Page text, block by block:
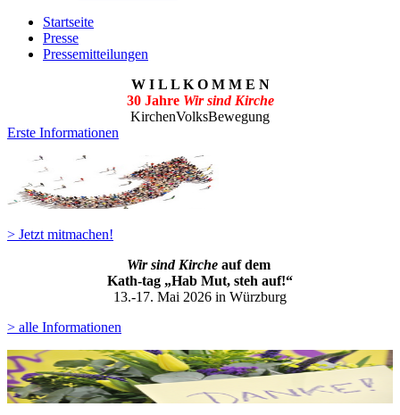
Startseite
Presse
Pressemitteilungen
W I L L K O M M E N
30 Jahre Wir sind Kirche
KirchenVolksBewegung
Erste Informationen
> Jetzt mitmachen!
Wir sind Kirche auf dem
Kath-tag „Hab Mut, steh auf!“
13.-17. Mai 2026 in Würzburg
> alle Informationen